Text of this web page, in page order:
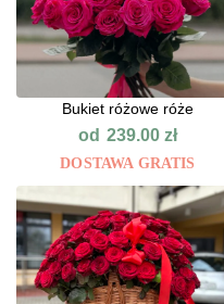
Bukiet różowe róże
od 239.00 zł
DOSTAWA GRATIS